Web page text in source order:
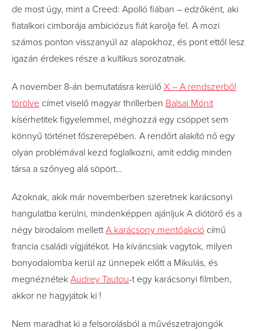
de most úgy, mint a Creed: Apolló fiában – edzőként, aki
fiatalkori cimborája ambiciózus fiát karolja fel. A mozi
számos ponton visszanyúl az alapokhoz, és pont ettől lesz
igazán érdekes része a kultikus sorozatnak.
A november 8-án bemutatásra kerülő X – A rendszerből
törölve címet viselő magyar thrillerben Balsai Mónit
kísérhetitek figyelemmel, méghozzá egy csöppet sem
könnyű történet főszerepében. A rendőrt alakító nő egy
olyan problémával kezd foglalkozni, amit eddig minden
társa a szőnyeg alá söpört…
Azoknak, akik már novemberben szeretnek karácsonyi
hangulatba kerülni, mindenképpen ajánljuk A diótörő és a
négy birodalom mellettA karácsony mentőakció című
francia családi vígjátékot. Ha kíváncsiak vagytok, milyen
bonyodalomba kerül az ünnepek előtt a Mikulás, és
megnéznétek Audrey Tautou-t egy karácsonyi filmben,
akkor ne hagyjátok ki !
Nem maradhat ki a felsorolásból a művészetrajongók